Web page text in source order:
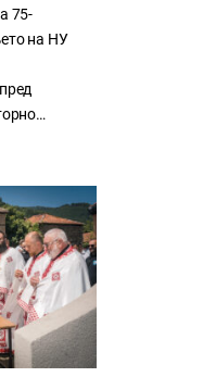
75-
на НУ